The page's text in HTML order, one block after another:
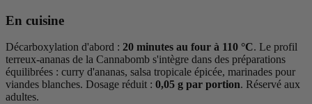
En cuisine
Décarboxylation d'abord : 20 minutes au four à 110 °C. Le profil
terreux-ananas de la Cannabomb s'intègre dans des préparations
équilibrées : curry d'ananas, salsa tropicale épicée, marinades pour
viandes blanches. Dosage réduit : 0,05 g par portion. Réservé aux
adultes.